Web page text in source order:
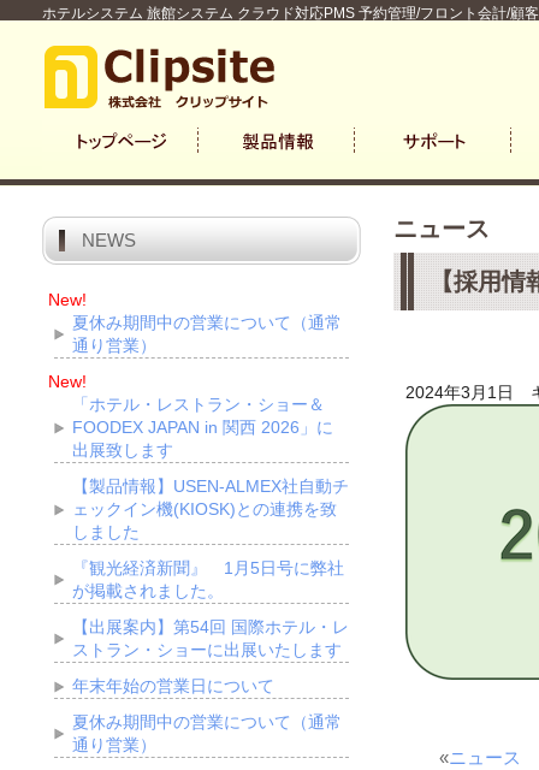
ホテルシステム 旅館システム クラウド対応PMS 予約管理/フロント会計/顧
ニュース
【採用
2024年3月1日
«ニュース
NEWS
New!
夏休み期間中の営業について（通常
通り営業）
New!
「ホテル・レストラン・ショー＆
FOODEX JAPAN in 関西 2026」に
出展致します
【製品情報】USEN-ALMEX社自動チ
ェックイン機(KIOSK)との連携を致
しました
『観光経済新聞』 1月5日号に弊社
が掲載されました。
【出展案内】第54回 国際ホテル・レ
ストラン・ショーに出展いたします
年末年始の営業日について
夏休み期間中の営業について（通常
通り営業）